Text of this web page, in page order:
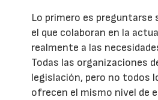
Lo primero es preguntarse
el que colaboran en la
realmente a las
Todas las organizaciones
legislación, pero no todos
ofrecen el mismo nivel de